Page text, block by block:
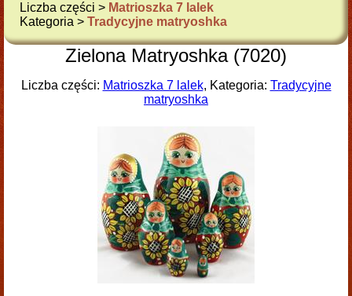
Liczba części > Matrioszka 7 lalek
Kategoria > Tradycyjne matryoshka
Zielona Matryoshka (7020)
Liczba części: Matrioszka 7 lalek, Kategoria: Tradycyjne
matryoshka